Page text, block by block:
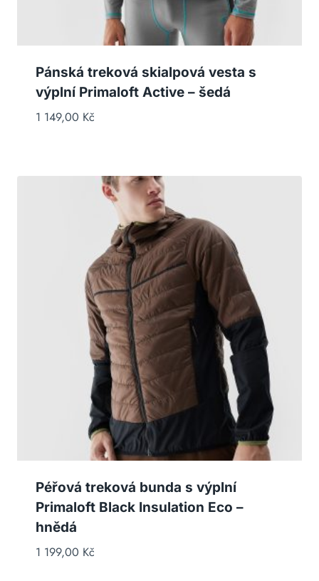
Pánská treková skialpová vesta s
výplní Primaloft Active – šedá
1 149,00 Kč
Péřová treková bunda s výplní
Primaloft Black Insulation Eco –
hnědá
1 199,00 Kč